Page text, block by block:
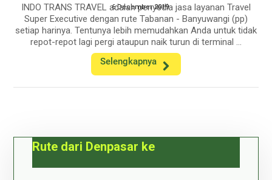
6 December 2019
INDO TRANS TRAVEL adalah penyedia jasa layanan Travel
Super Executive dengan rute Tabanan - Banyuwangi (pp)
setiap harinya. Tentunya lebih memudahkan Anda untuk tidak
repot-repot lagi pergi ataupun naik turun di terminal ...
Selengkapnya
Rute dari Denpasar ke